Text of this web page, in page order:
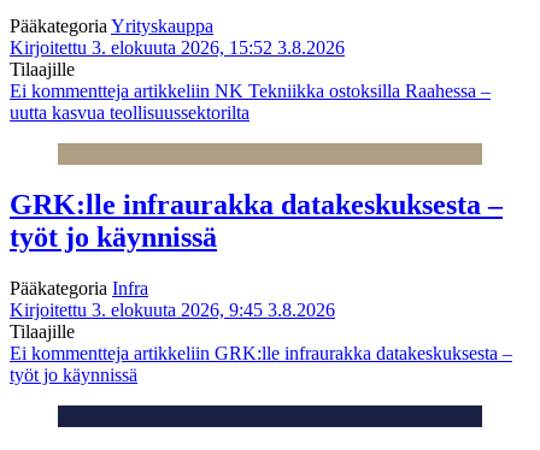
PääkategoriaYrityskauppa
Kirjoitettu 3. elokuuta 2026, 15:52 3.8.2026
Tilaajille
Ei kommentteja artikkeliin NK Tekniikka ostoksilla Raahessa –
uutta kasvua teollisuussektorilta
GRK:lle infraurakka datakeskuksesta –
työt jo käynnissä
Pääkategoria Infra
Kirjoitettu 3. elokuuta 2026, 9:45 3.8.2026
Tilaajille
Ei kommentteja artikkeliin GRK:lle infraurakka datakeskuksesta –
työt jo käynnissä